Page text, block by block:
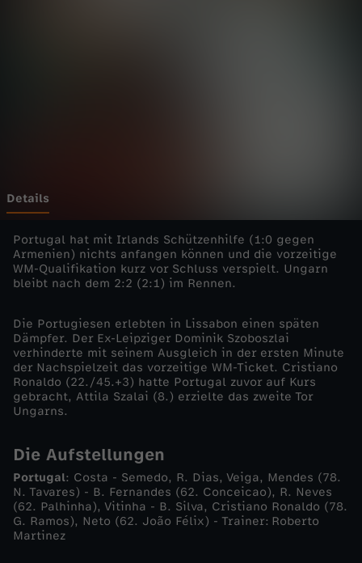
n
g
a
r
n
e
t
r
Details
Portugal hat mit Irlands Schützenhilfe (1:0 gegen
Armenien) nichts anfangen können und die vorzeitige
WM-Qualifikation kurz vor Schluss verspielt. Ungarn
bleibt nach dem 2:2 (2:1) im Rennen.
Die Portugiesen erlebten in Lissabon einen späten
Dämpfer. Der Ex-Leipziger Dominik Szoboszlai
verhinderte mit seinem Ausgleich in der ersten Minute
der Nachspielzeit das vorzeitige WM-Ticket. Cristiano
Ronaldo (22./45.+3) hatte Portugal zuvor auf Kurs
gebracht, Attila Szalai (8.) erzielte das zweite Tor
Ungarns.
Die Aufstellungen
Portugal: Costa - Semedo, R. Dias, Veiga, Mendes (78.
N. Tavares) - B. Fernandes (62. Conceicao), R. Neves
(62. Palhinha), Vitinha - B. Silva, Cristiano Ronaldo (78.
G. Ramos), Neto (62. João Félix) - Trainer: Roberto
Martinez